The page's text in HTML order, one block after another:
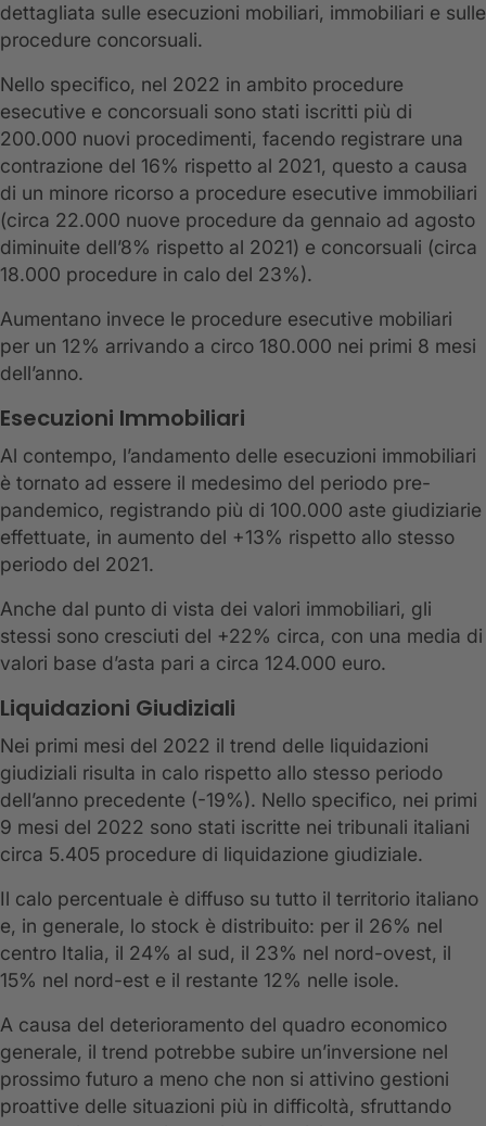
dettagliata sulle esecuzioni mobiliari, immobiliari e sulle
procedure concorsuali.
Nello specifico, nel 2022 in ambito procedure
esecutive e concorsuali sono stati iscritti più di
200.000 nuovi procedimenti, facendo registrare una
contrazione del 16% rispetto al 2021, questo a causa
di un minore ricorso a procedure esecutive immobiliari
(circa 22.000 nuove procedure da gennaio ad agosto
diminuite dell’8% rispetto al 2021) e concorsuali (circa
18.000 procedure in calo del 23%).
Aumentano invece le procedure esecutive mobiliari
per un 12% arrivando a circo 180.000 nei primi 8 mesi
dell’anno.
Esecuzioni Immobiliari
Al contempo, l’andamento delle esecuzioni immobiliari
è tornato ad essere il medesimo del periodo pre-
pandemico, registrando più di 100.000 aste giudiziarie
effettuate, in aumento del +13% rispetto allo stesso
periodo del 2021.
Anche dal punto di vista dei valori immobiliari, gli
stessi sono cresciuti del +22% circa, con una media di
valori base d’asta pari a circa 124.000 euro.
Liquidazioni Giudiziali
Nei primi mesi del 2022 il trend delle liquidazioni
giudiziali risulta in calo rispetto allo stesso periodo
dell’anno precedente (-19%). Nello specifico, nei primi
9 mesi del 2022 sono stati iscritte nei tribunali italiani
circa 5.405 procedure di liquidazione giudiziale.
Il calo percentuale è diffuso su tutto il territorio italiano
e, in generale, lo stock è distribuito: per il 26% nel
centro Italia, il 24% al sud, il 23% nel nord-ovest, il
15% nel nord-est e il restante 12% nelle isole.
A causa del deterioramento del quadro economico
generale, il trend potrebbe subire un’inversione nel
prossimo futuro a meno che non si attivino gestioni
proattive delle situazioni più in difficoltà, sfruttando